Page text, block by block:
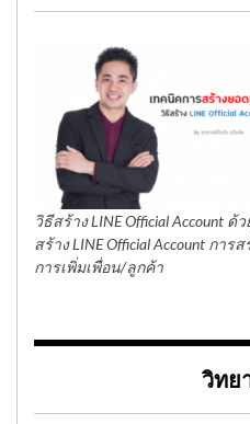
วิธีสร้าง LINE Official Account ด้
สร้าง LINE Official Account กา
การเพิ่มเพื่อน/ลูกค้า
วิทย